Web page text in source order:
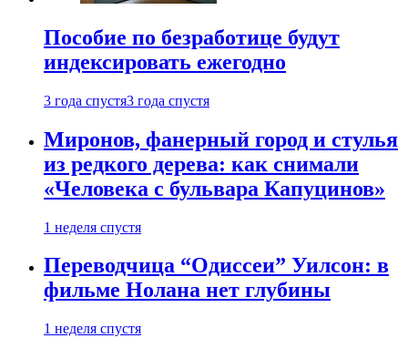
Пособие по безработице будут
индексировать ежегодно
3 года спустя3 года спустя
Миронов, фанерный город и стулья
из редкого дерева: как снимали
«Человека с бульвара Капуцинов»
1 неделя спустя
Переводчица “Одиссеи” Уилсон: в
фильме Нолана нет глубины
1 неделя спустя